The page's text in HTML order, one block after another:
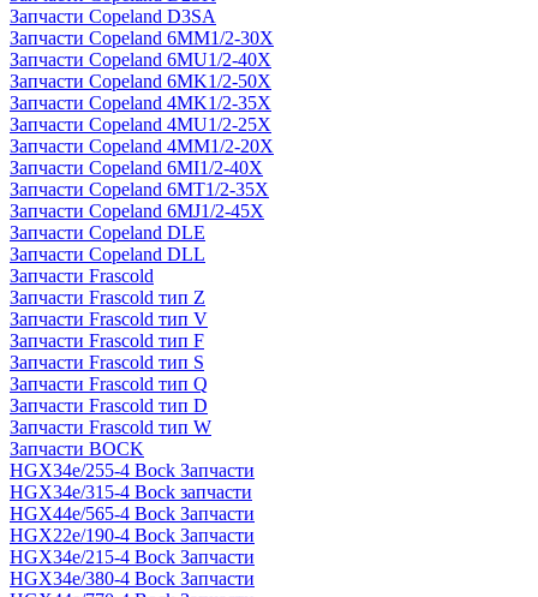
Запчасти Copeland D3SA
Запчасти Copeland 6MM1/2-30X
Запчасти Copeland 6MU1/2-40X
Запчасти Copeland 6MK1/2-50X
Запчасти Copeland 4MK1/2-35X
Запчасти Copeland 4MU1/2-25X
Запчасти Copeland 4MM1/2-20X
Запчасти Copeland 6MI1/2-40X
Запчасти Copeland 6MT1/2-35X
Запчасти Copeland 6MJ1/2-45X
Запчасти Copeland DLE
Запчасти Copeland DLL
Запчасти Frascold
Запчасти Frascold тип Z
Запчасти Frascold тип V
Запчасти Frascold тип F
Запчасти Frascold тип S
Запчасти Frascold тип Q
Запчасти Frascold тип D
Запчасти Frascold тип W
Запчасти BOCK
HGX34e/255-4 Bock Запчасти
HGX34e/315-4 Bock запчасти
HGX44e/565-4 Bock Запчасти
HGX22e/190-4 Bock Запчасти
HGX34e/215-4 Bock Запчасти
HGX34e/380-4 Bock Запчасти